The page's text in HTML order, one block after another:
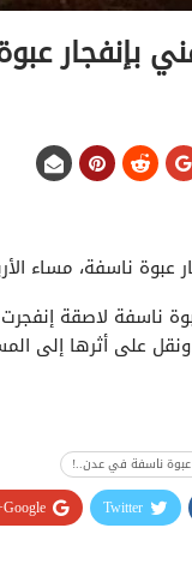
بإنفجار
عبوة ناسفة، مساء
ناسفة لاصقة
على أثرها إلى
عبوة ناسفة في عدن..!
Twitter
Google+